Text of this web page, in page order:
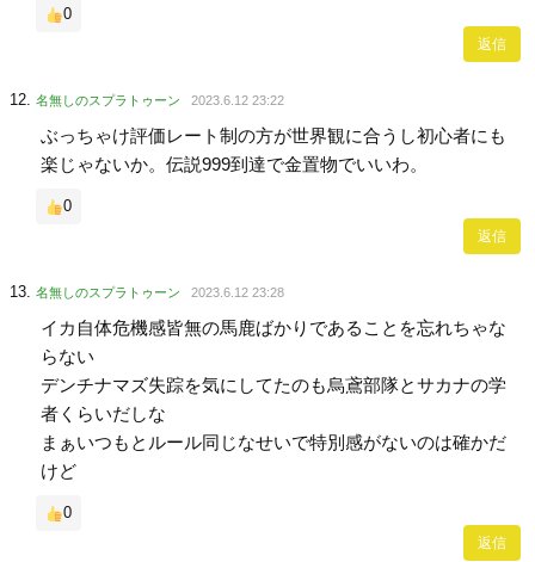
0
返信
名無しのスプラトゥーン 2023.6.12 23:22
ぶっちゃけ評価レート制の方が世界観に合うし初心者にも
楽じゃないか。伝説999到達で金置物でいいわ。
0
返信
名無しのスプラトゥーン 2023.6.12 23:28
イカ自体危機感皆無の馬鹿ばかりであることを忘れちゃな
らない
デンチナマズ失踪を気にしてたのも烏鳶部隊とサカナの学
者くらいだしな
まぁいつもとルール同じなせいで特別感がないのは確かだ
けど
0
返信